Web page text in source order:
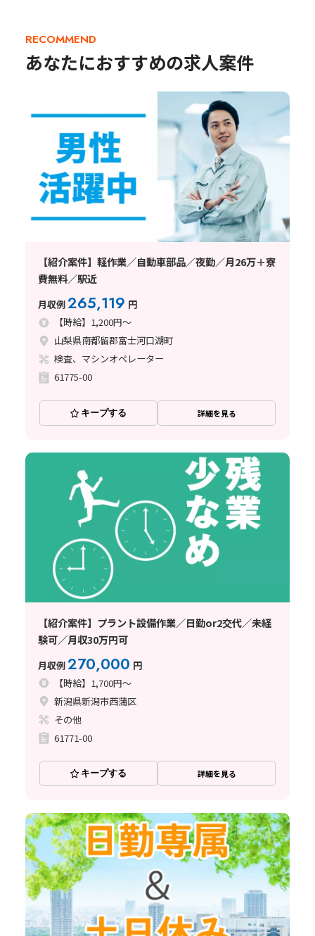
RECOMMEND
あなたにおすすめの求人案件
【紹介案件】軽作業／自動車部品／夜勤／月26万＋寮
費無料／駅近
月収例265,119 円
【時給】1,200円～
山梨県南都留郡富士河口湖町
検査、マシンオペレーター
61775-00
キープする 詳細を見る
【紹介案件】プラント設備作業／日勤or2交代／未経
験可／月収30万円可
月収例270,000 円
【時給】1,700円～
新潟県新潟市西蒲区
その他
61771-00
キープする 詳細を見る